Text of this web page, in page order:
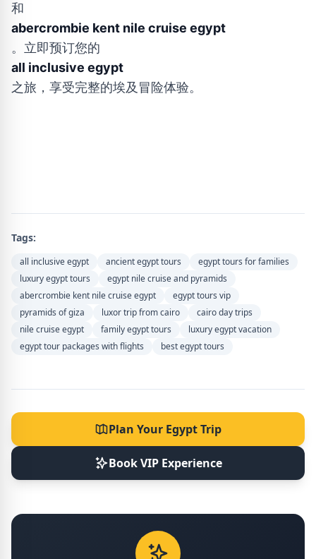
和
abercrombie kent nile cruise egypt
。立即预订您的
all inclusive egypt
之旅，享受完整的埃及冒险体验。
Tags:
all inclusive egypt ancient egypt tours
egypt tours for families
luxury egypt tours
egypt nile cruise and pyramids
abercrombie kent nile cruise egypt
egypt tours vip
pyramids of giza
luxor trip from cairo
cairo day trips
nile cruise egypt
family egypt tours
luxury egypt vacation
egypt tour packages with flights
best egypt tours
Plan Your Egypt Trip
Book VIP Experience